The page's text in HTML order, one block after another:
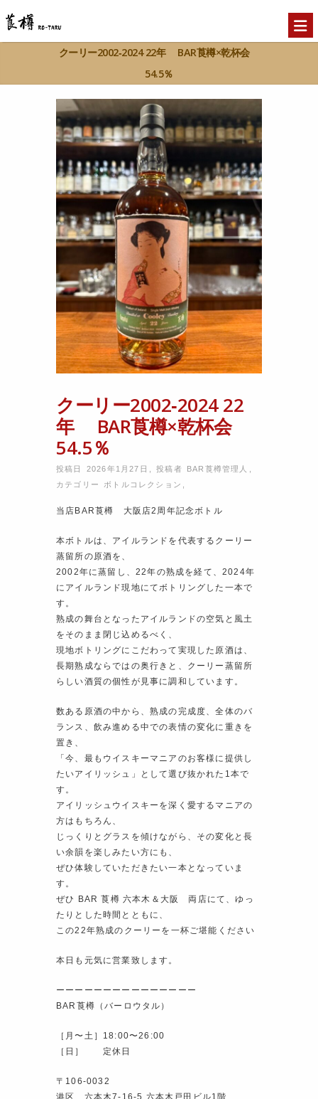
クーリー2002‐2024 22年 BAR莨樽×乾杯会
54.5％
Home >> ボトルコレクション >>
クーリー
2002‐2024 22年 BAR莨樽×乾杯会 54.5％
クーリー2002‐2024 22
年 BAR莨樽×乾杯会
54.5％
投稿日 2026年1月27日 ,投稿者 BAR莨樽管理人
カテゴリー ボトルコレクション
当店BAR莨樽 大阪店2周年記念ボトル
本ボトルは、アイルランドを代表するクーリー
蒸留所の原酒を、
2002年に蒸留し、22年の熟成を経て、2024年
にアイルランド現地にてボトリングした一本で
す。
熟成の舞台となったアイルランドの空気と風土
をそのまま閉じ込めるべく、
現地ボトリングにこだわって実現した原酒は、
長期熟成ならではの奥行きと、クーリー蒸留所
らしい酒質の個性が見事に調和しています。
数ある原酒の中から、熟成の完成度、全体のバ
ランス、飲み進める中での表情の変化に重きを
置き、
「今、最もウイスキーマニアのお客様に提供し
たいアイリッシュ」として選び抜かれた1本で
す。
アイリッシュウイスキーを深く愛するマニアの
方はもちろん、
じっくりとグラスを傾けながら、その変化と長
い余韻を楽しみたい方にも、
ぜひ体験していただきたい一本となっていま
す。
ぜひ BAR 莨樽 六本木＆大阪 両店にて、ゆっ
たりとした時間とともに、
この22年熟成のクーリーを一杯ご堪能ください
本日も元気に営業致します。
ーーーーーーーーーーーーーーー
BAR莨樽（バーロウタル）
［月〜土］18:00〜26:00
［日］ 定休日
〒106-0032